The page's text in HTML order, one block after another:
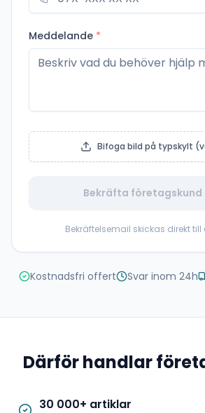
Meddelande *
Bifoga bild på typskylt
Bekräfta företagskund
Bekräftelsemail skickas direkt
Kostnadsfri offert Svar inom 24h
Därför handlar
30 000+ artiklar